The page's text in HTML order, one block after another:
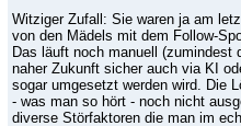
Witziger Zufall: Sie waren ja am
von den Mädels mit dem Follow-
Das läuft noch manuell (zumindest
naher Zukunft sicher auch via KI
sogar umgesetzt werden wird. Die
- was man so hört - noch nicht
diverse Störfaktoren die man im